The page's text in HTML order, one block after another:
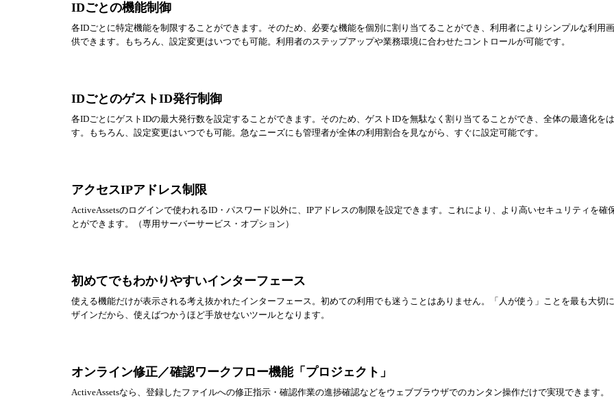
IDごとの機能制御
各IDごとに特定機能を制限することができます。そのため、必要な機能を個別に割り当てることができ、利用者によりシンプルな利用
供できます。もちろん、設定変更はいつでも可能。利用者のステップアップや業務環境に合わせたコントロールが可能です。
IDごとのゲストID発行制御
各IDごとにゲストIDの最大発行数を設定することができます。そのため、ゲストIDを無駄なく割り当てることができ、全体の最適化を
す。もちろん、設定変更はいつでも可能。急なニーズにも管理者が全体の利用割合を見ながら、すぐに設定可能です。
アクセスIPアドレス制限
ActiveAssetsのログインで使われるID・パスワード以外に、IPアドレスの制限を設定できます。これにより、より高いセキュリティを確
とができます。（専用サーバーサービス・オプション）
初めてでもわかりやすいインターフェース
使える機能だけが表示される考え抜かれたインターフェース。初めての利用でも迷うことはありません。「人が使う」ことを最も大切
ザインだから、使えばつかうほど手放せないツールとなります。
オンライン修正／確認ワークフロー機能「プロジェクト」
ActiveAssetsなら、登録したファイルへの修正指示・確認作業の進捗確認などをウェブブラウザでのカンタン操作だけで実現できます。